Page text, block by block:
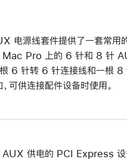
源线套件提供了一套常用
Pro 上的 6 针和 8 针
6 针转 6 针连接线和一根
供连接配件设备时使用。
AUX 供电的 PCI Express 设